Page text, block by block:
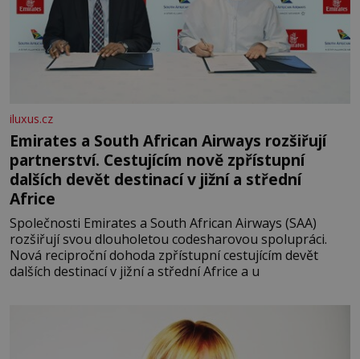
iluxus.cz
Emirates a South African Airways rozšiřují
partnerství. Cestujícím nově zpřístupní
dalších devět destinací v jižní a střední
Africe
Společnosti Emirates a South African Airways (SAA)
rozšiřují svou dlouholetou codesharovou spolupráci.
Nová reciproční dohoda zpřístupní cestujícím devět
dalších destinací v jižní a střední Africe a u